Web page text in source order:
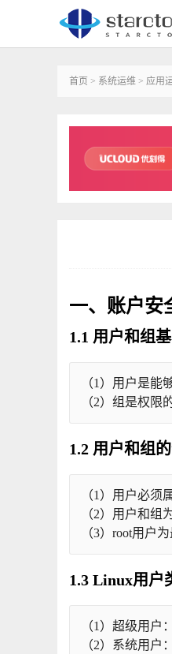
首页 > 系统运维 > 应用
一、账户安
1.1 用户和组
（1）用户是能
（2）组是权限
1.2 用户和组
（1）用户必须
（2）用户和组
（3）root用户
1.3 Linux用户
（1）超级用户
（2）系统用户